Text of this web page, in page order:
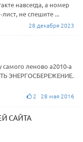
навсегда, а номер
не спешите ...
28 декабря 2023
самого леново а2010-а
ЭНЕРГОСБЕРЕЖЕНИЕ.
2 28 мая 2016
САЙТА